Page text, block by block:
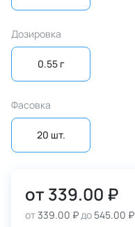
Дозировка
0.55 г
Фасовка
20 шт.
от 339.00 ₽
от339.00 ₽до 545.00 ₽